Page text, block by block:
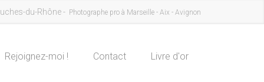
du-Rhône - Photographe pro à Marseille - Aix - Avignon
Rejoignez-moi ! Contact Livre d'or